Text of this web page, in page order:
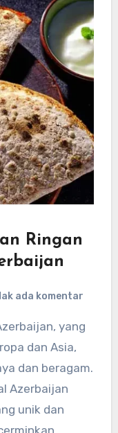
Ringan
ada komentar
dan Asia,
dan beragam.
Azerbaijan
unik dan